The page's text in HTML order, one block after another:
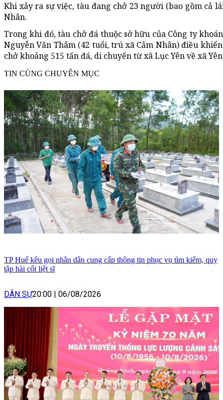
Khi xảy ra sự việc, tàu đang chở 23 người (bao gồm cả
Nhân.
Trong khi đó, tàu chở đá thuộc sở hữu của Công ty
Nguyễn Văn Thâm (42 tuổi, trú xã Cảm Nhân) điều
chở khoảng 515 tấn đá, di chuyển từ xã Lục Yên về xã
TIN CÙNG CHUYÊN MỤC
TP Huế kêu gọi nhân dân cung cấp thông tin phục vụ tìm kiếm, quy
tập hài cốt liệt sĩ
DÂN SỰ20:00 06/08/2026